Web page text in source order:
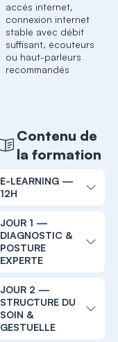
accés internet,
connexion internet
stable avec débit
suffisant, écouteurs
ou haut-parleurs
recommandés
Contenu de
la formation
E-LEARNING —
12H
JOUR 1 —
DIAGNOSTIC &
POSTURE
EXPERTE
JOUR 2 —
STRUCTURE DU
SOIN &
GESTUELLE